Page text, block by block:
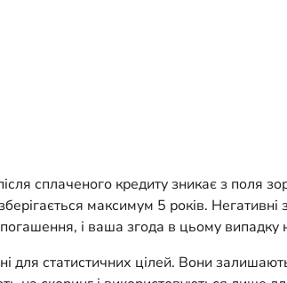
сплаченого кредиту зникає з поля
максимум 5 років.
і ваша згода в цьому
для статистичних цілей. Вони